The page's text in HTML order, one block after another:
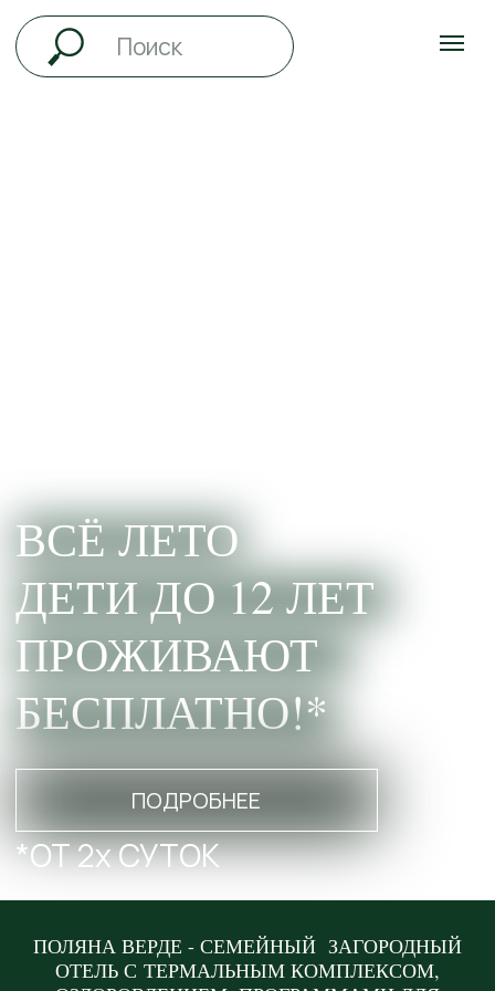
БЕСПЛАТНО!*
*ОТ 2х СУТОК
ПОЛЯНА ВЕРДЕ - СЕМЕЙНЫЙ ЗАГОРОДНЫЙ
ОТЕЛЬ С ТЕРМАЛЬНЫМ КОМПЛЕКСОМ,
НЕДЕЛЯ ЗВЕЗДОПАДА |
НЕДЕЛЯ РОССИЙСКОГО ФЛАГА